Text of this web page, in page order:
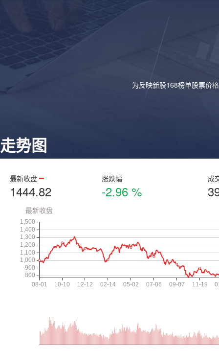
为反映新股168榜单股票价
走势图
最新收盘
1444.82
涨跌幅
-2.96 %
成